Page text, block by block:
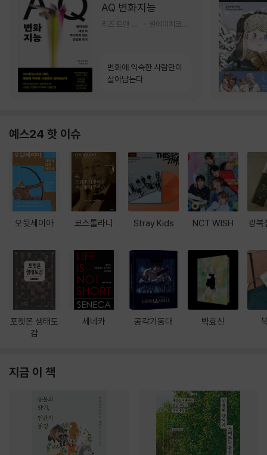
AQ 변화지능
변화에 익숙한 사람만이
살아남는다
예스24 핫 이슈
오뒷세이아
포켓몬 생태도
감
코스톨라니
세네카
Stray Kids
공각기동대
NCT WISH
박효신
광복
지금 이 책